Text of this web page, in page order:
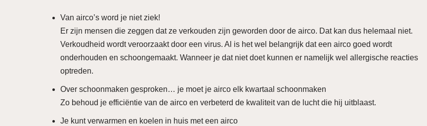
Van airco’s word je niet ziek!
Er zijn mensen die zeggen dat ze verkouden zijn geworden door de airco. Dat kan dus helemaal niet.
Verkoudheid wordt veroorzaakt door een virus. Al is het wel belangrijk dat een airco goed wordt
onderhouden en schoongemaakt. Wanneer je dat niet doet kunnen er namelijk wel allergische reacties
optreden.
Over schoonmaken gesproken… je moet je airco elk kwartaal schoonmaken
Zo behoud je efficiëntie van de airco en verbeterd de kwaliteit van de lucht die hij uitblaast.
Je kunt verwarmen en koelen in huis met een airco